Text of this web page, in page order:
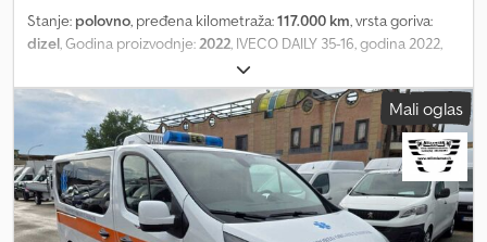
Stanje: polovno, pređena kilometraža:117.000 km, vrsta goriva:
dizel, Godina proizvodnje:2022, IVECO DAILY 35-16, godina 2022,
EURO 6, 117.000 km. LAURI rashladna nadgradnja, unutrašnje
dimenzije 3,40 x 2,20 x 2 m. THERMO KING V300 rashladna grupa,
napajanje na mrežu 380V (ATP važi do 06/2028, obnovljivo). ANTEO
hidraulična rampa nosivosti 800 kg. Klima uređaj, fabrički stereo,
tempomat. Jedan vlasnik. Mogućnost finansiranja ili lizinga na licu
mesta. Garancija 1 godina. Dkedpsy Ia Scjfx Akhor
Mali oglas